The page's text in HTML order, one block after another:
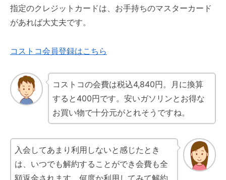
指定のクレジットカードは、お手持ちのマスターカード
があれば大丈夫です。
コストコ会員登録はこちら
コストコの会費は税込4,840円。月に換算
すると400円です。安いガソリンとお得な
お買い物で十分元がとれそうですね。
入会してあまり利用しないと感じたとき
は、いつでも解約することができ会費も全